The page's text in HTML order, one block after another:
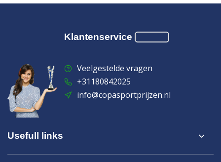
Klantenservice
Veelgestelde vragen
+31180842025
info@copasportprijzen.nl
Usefull links